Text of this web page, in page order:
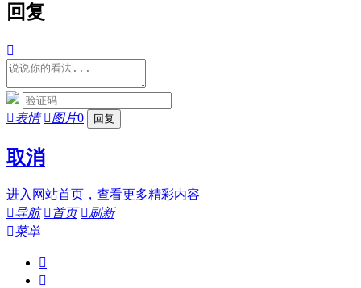
回复

表情 图片0
取消
进入网站首页，查看更多精彩内容
导航  首页 刷新
菜单

